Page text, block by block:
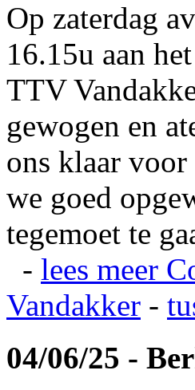
Op zaterdag
16.15u aan
TTV
gewogen en
ons klaar
we goed
tegemoet te
- lees meer
Vandakker -
04/06/25 -